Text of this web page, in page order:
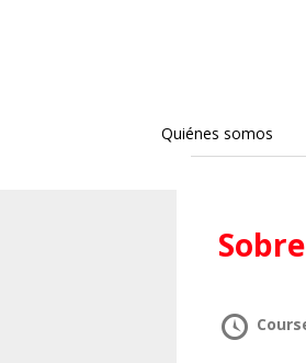
Quiénes somos